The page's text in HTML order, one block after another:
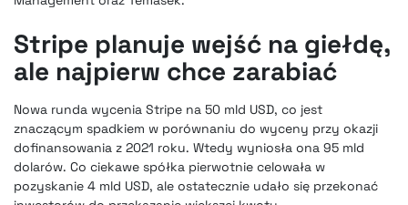
Stripe planuje wejść na giełdę,
ale najpierw chce zarabiać
Nowa runda wycenia Stripe na 50 mld USD, co jest
znaczącym spadkiem w porównaniu do wyceny przy okazji
dofinansowania z 2021 roku. Wtedy wyniosła ona 95 mld
dolarów. Co ciekawe spółka pierwotnie celowała w
pozyskanie 4 mld USD, ale ostatecznie udało się przekonać